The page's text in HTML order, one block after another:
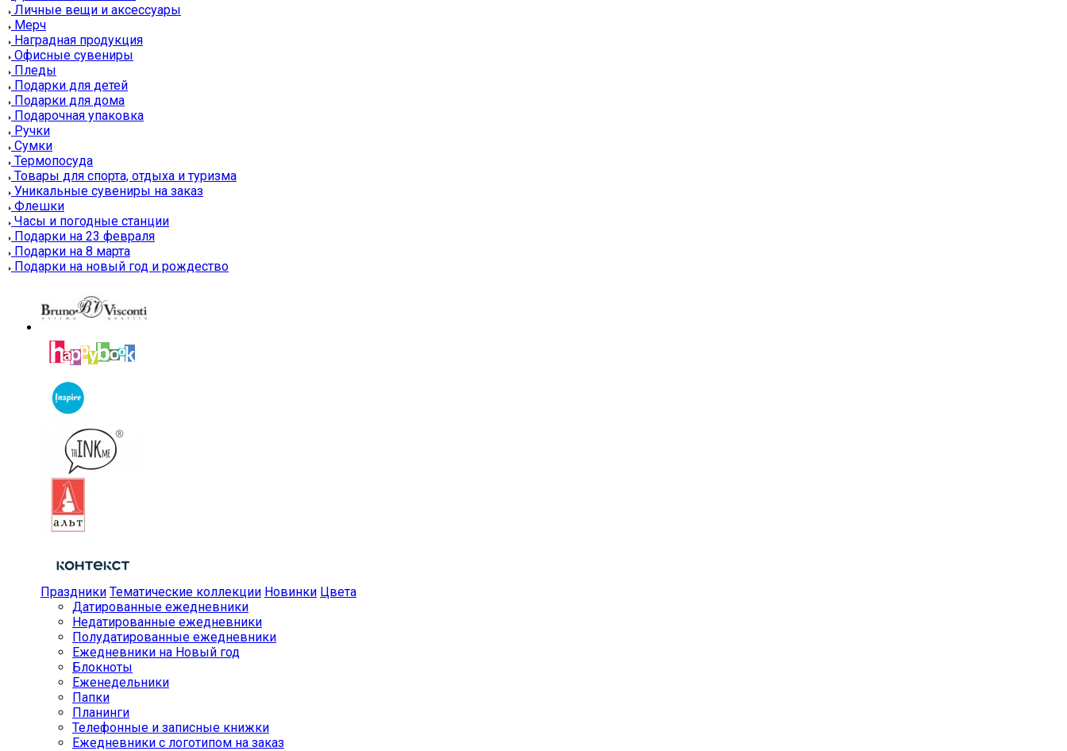
Личные вещи и аксессуары
Мерч
Наградная продукция
Офисные сувениры
Пледы
Подарки для детей
Подарки для дома
Подарочная упаковка
Ручки
Сумки
Термопосуда
Товары для спорта, отдыха и туризма
Уникальные сувениры на заказ
Флешки
Часы и погодные станции
Подарки на 23 февраля
Подарки на 8 марта
Подарки на новый год и рождество
Праздники Тематические коллекции Новинки Цвета
Датированные ежедневники
Недатированные ежедневники
Полудатированные ежедневники
Ежедневники на Новый год
Блокноты
Еженедельники
Папки
Планинги
Телефонные и записные книжки
Ежедневники с логотипом на заказ